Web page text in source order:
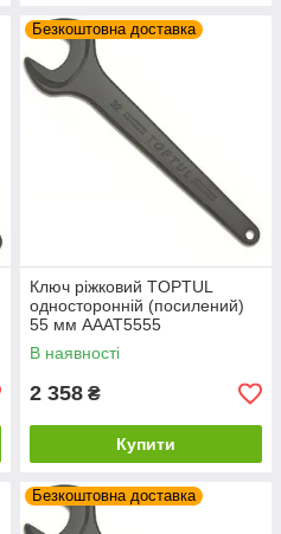
Безкоштовна доставка
Ключ ріжковий TOPTUL
односторонній (посилений)
55 мм AAAT5555
В наявності
2 358 ₴
Купити
Безкоштовна доставка